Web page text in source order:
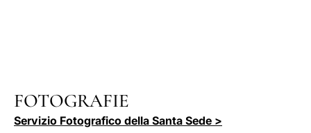
FOTOGRAFIE
Servizio Fotografico della Santa Sede >